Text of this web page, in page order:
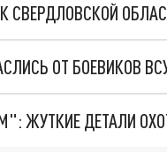
СВЕРДЛОВСКОЙ
ОТ БОЕВИКОВ